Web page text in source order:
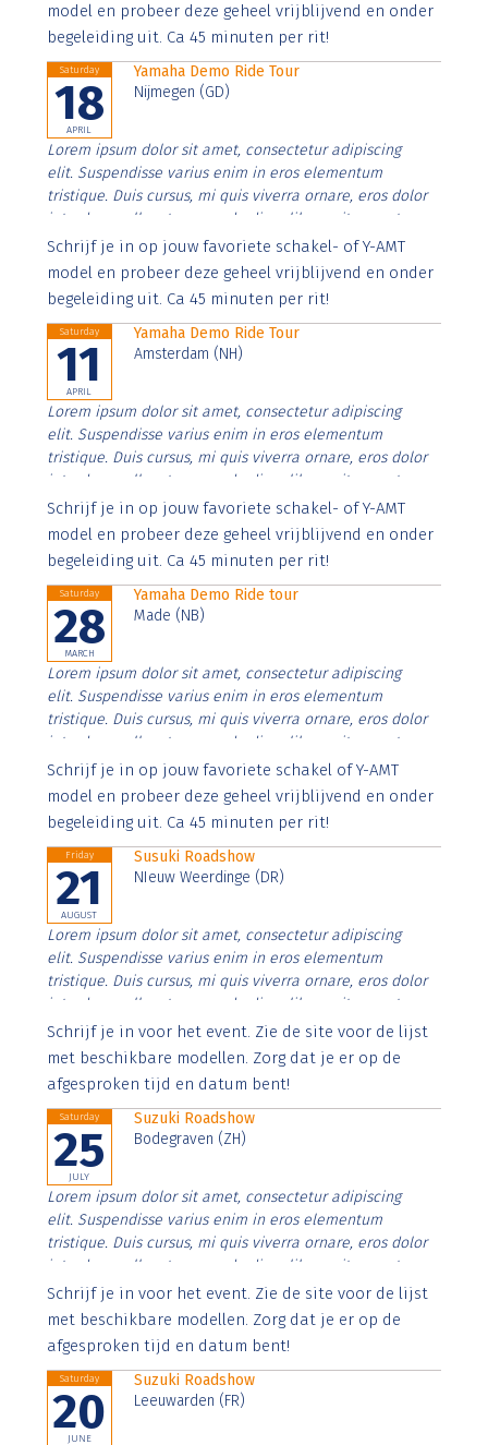
model en probeer deze geheel vrijblijvend en onder
begeleiding uit. Ca 45 minuten per rit!
Saturday
18
APRIL
Yamaha Demo Ride Tour
Nijmegen (GD)
Lorem ipsum dolor sit amet, consectetur adipiscing
elit. Suspendisse varius enim in eros elementum
tristique. Duis cursus, mi quis viverra ornare, eros dolor
interdum nulla, ut commodo diam libero vitae erat.
Aenean faucibus nibh et justo cursus id rutrum lorem
imperdiet. Nunc ut sem vitae risus tristique posuere.
Schrijf je in op jouw favoriete schakel- of Y-AMT
model en probeer deze geheel vrijblijvend en onder
begeleiding uit. Ca 45 minuten per rit!
Saturday
11
APRIL
Yamaha Demo Ride Tour
Amsterdam (NH)
Lorem ipsum dolor sit amet, consectetur adipiscing
elit. Suspendisse varius enim in eros elementum
tristique. Duis cursus, mi quis viverra ornare, eros dolor
interdum nulla, ut commodo diam libero vitae erat.
Aenean faucibus nibh et justo cursus id rutrum lorem
imperdiet. Nunc ut sem vitae risus tristique posuere.
Schrijf je in op jouw favoriete schakel- of Y-AMT
model en probeer deze geheel vrijblijvend en onder
begeleiding uit. Ca 45 minuten per rit!
Saturday
28
MARCH
Yamaha Demo Ride tour
Made (NB)
Lorem ipsum dolor sit amet, consectetur adipiscing
elit. Suspendisse varius enim in eros elementum
tristique. Duis cursus, mi quis viverra ornare, eros dolor
interdum nulla, ut commodo diam libero vitae erat.
Aenean faucibus nibh et justo cursus id rutrum lorem
imperdiet. Nunc ut sem vitae risus tristique posuere.
Schrijf je in op jouw favoriete schakel of Y-AMT
model en probeer deze geheel vrijblijvend en onder
begeleiding uit. Ca 45 minuten per rit!
Friday
21
AUGUST
Susuki Roadshow
NIeuw Weerdinge (DR)
Lorem ipsum dolor sit amet, consectetur adipiscing
elit. Suspendisse varius enim in eros elementum
tristique. Duis cursus, mi quis viverra ornare, eros dolor
interdum nulla, ut commodo diam libero vitae erat.
Aenean faucibus nibh et justo cursus id rutrum lorem
imperdiet. Nunc ut sem vitae risus tristique posuere.
Schrijf je in voor het event. Zie de site voor de lijst
met beschikbare modellen. Zorg dat je er op de
afgesproken tijd en datum bent!
Saturday
25
JULY
Suzuki Roadshow
Bodegraven (ZH)
Lorem ipsum dolor sit amet, consectetur adipiscing
elit. Suspendisse varius enim in eros elementum
tristique. Duis cursus, mi quis viverra ornare, eros dolor
interdum nulla, ut commodo diam libero vitae erat.
Aenean faucibus nibh et justo cursus id rutrum lorem
imperdiet. Nunc ut sem vitae risus tristique posuere.
Schrijf je in voor het event. Zie de site voor de lijst
met beschikbare modellen. Zorg dat je er op de
afgesproken tijd en datum bent!
Saturday
20
JUNE
Suzuki Roadshow
Leeuwarden (FR)